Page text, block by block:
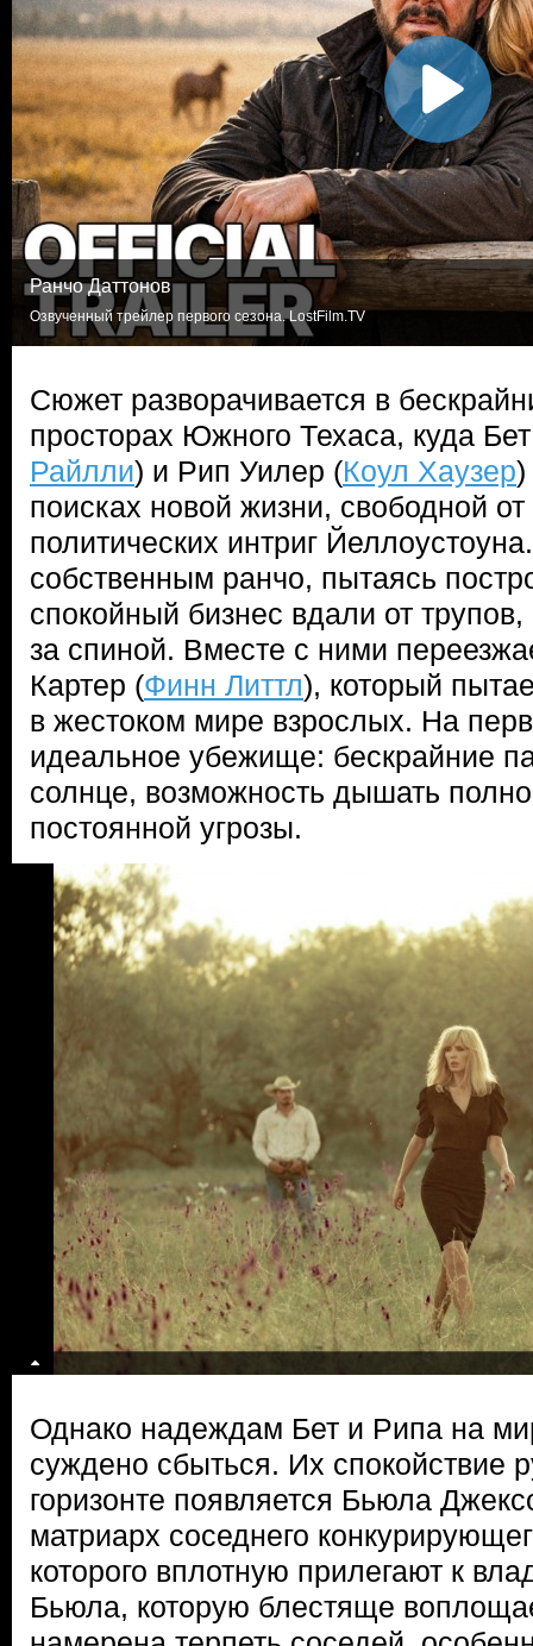
Ранчо Даттонов
Озвученный трейлер первого сезона. LostFilm.TV
Сюжет разворачивается в
просторах Южного Техаса, куда
Райлли) и Рип Уилер (Коул Хаузер)
поисках новой жизни, свободной
политических интриг
собственным ранчо, пытаясь
спокойный бизнес вдали от
за спиной. Вместе с ними
Картер (Финн Литтл), который
в жестоком мире взрослых. На
идеальное убежище: бескрайние
солнце, возможность дышать
постоянной угрозы.
Однако надеждам Бет и Рипа на
суждено сбыться. Их спокойствие
горизонте появляется Бьюла
матриарх соседнего
которого вплотную прилегают к
Бьюла, которую блестяще